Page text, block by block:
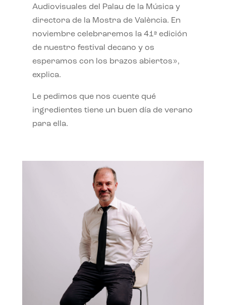
Audiovisuales del Palau de la Música y
directora de la Mostra de València. En
noviembre celebraremos la 41ª edición
de nuestro festival decano y os
esperamos con los brazos abiertos»,
explica.
Le pedimos que nos cuente qué
ingredientes tiene un buen día de verano
para ella.